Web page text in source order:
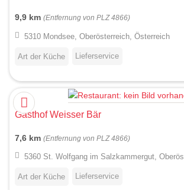
9,9 km (Entfernung von PLZ 4866)
5310 Mondsee, Oberösterreich, Österreich
Art der Küche Lieferservice
Gasthof Weisser Bär
7,6 km (Entfernung von PLZ 4866)
5360 St. Wolfgang im Salzkammergut,
Art der Küche Lieferservice